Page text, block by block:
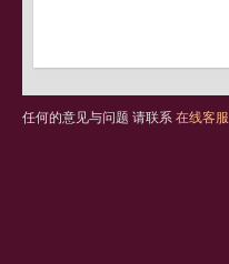
任何的意见与问题 请联系 在线客服